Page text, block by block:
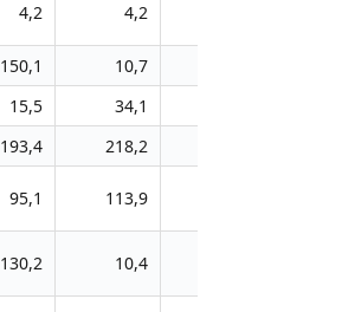
4,2 4,2
150,1 10,7
15,5 34,1
193,4 218,2
95,1 113,9
130,2 10,4